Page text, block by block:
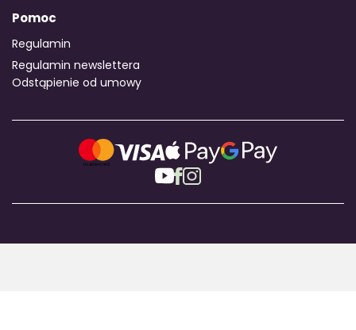
Pomoc
Regulamin
Regulamin newslettera
Odstąpienie od umowy